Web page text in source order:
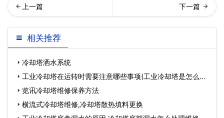
东康明冷却塔为中国普宁国
际商品城提供冷却塔…
却塔价格的影响因素有哪些
相关推荐
冷却塔洒水系统
工业冷却塔在运转时需要注意哪些事项(工业冷却塔是怎么工
作 览讯冷却塔维修保养方法
横流式冷却塔维修,冷却塔散热填料更换